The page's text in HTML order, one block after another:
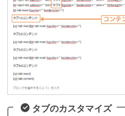
タブのカスタマイズ